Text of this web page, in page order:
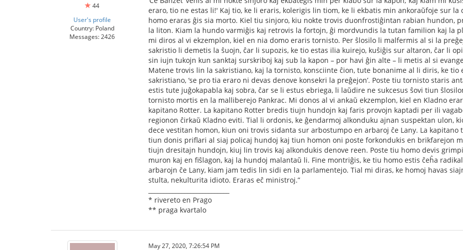
44
User's profile
Country: Poland
Messages: 2426
eraro, tio ne estas li!' Kaj tio, ke li eraris, kolerigis lin tiom, ke li ekbatis min ankoraŭfoje sur la
homo eraras ĝis sia morto. Kiel tiu sinjoro, kiu nokte trovis duonfrostiĝintan rabian hundon,
la liton. Kiam la hundo varmiĝis kaj retrovis la fortojn, ĝi mordvundis la tutan familion kaj la
mi diros al vi ekzemplon, kiel en nia domo eraris tornisto. Per ŝlosilo li malfermis al si la
sakristio li demetis la ŝuojn, ĉar li supozis, ke tio estas ilia kuirejo, kuŝiĝis sur altaron, ĉar li
sin iujn tukojn kun sanktaj surskriboj kaj sub la kapon – por havi ĝin alte – li metis al si
Matene trovis lin la sakristiano, kaj la tornisto, konsciinte ĉion, tute bonanime al li diris, ke tio
sakristiano, ‘se pro tia eraro ni devas denove konsekri la preĝejon’. Poste tiu tornisto staris
estis tute juĝokapabla kaj sobra, ĉar se li estus ebriega, li laŭdire ne sukcesus ŝovi tiun
tornisto mortis en la malliberejo Pankrac. Mi donos al vi ankaŭ ekzemplon, kiel en Kladno
kapitano Rotter. La kapitano Rotter bredis tiujn hundojn kaj faris provojn kaptadi per ili
regionon ĉirkaŭ Kladno eviti. Tial li ordonis, ke ĝendarmoj alkonduku ajnan suspektan ulon,
dece vestitan homon, kiun oni trovis sidanta sur arbostumpo en arbaroj ĉe Lany. La
tiun donis priﬂari al siaj policaj hundoj kaj tiun homon oni poste forkondukis en brikfarejon
tiujn dresitajn hundojn, kiuj lin trovis kaj alkondukis denove reen. Poste tiu homo devis
muron kaj en ﬁŝlagon, kaj la hundoj malantaŭ li. Fine montriĝis, ke tiu homo estis ĉeĥa
arbarojn ĉe Lany, kiam jam tedis lin sidi en la parlamentejo. Tial mi diras, ke homoj havas
stulta, nekulturita idioto. Eraras eĉ ministroj.”
* rivereto en Prago
** praga kvartalo
May 27, 2020, 7:26:54 PM